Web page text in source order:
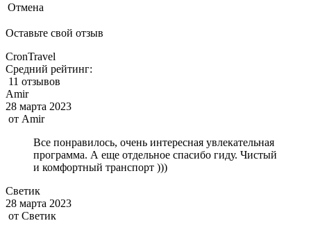
Отмена
Оставьте свой отзыв
CronTravel
Средний рейтинг:
11 отзывов
Amir
28 марта 2023
от Amir
Все понравилось, очень интересная увлекательная
программа. А еще отдельное спасибо гиду. Чистый
и комфортный транспорт )))
Светик
28 марта 2023
от Светик